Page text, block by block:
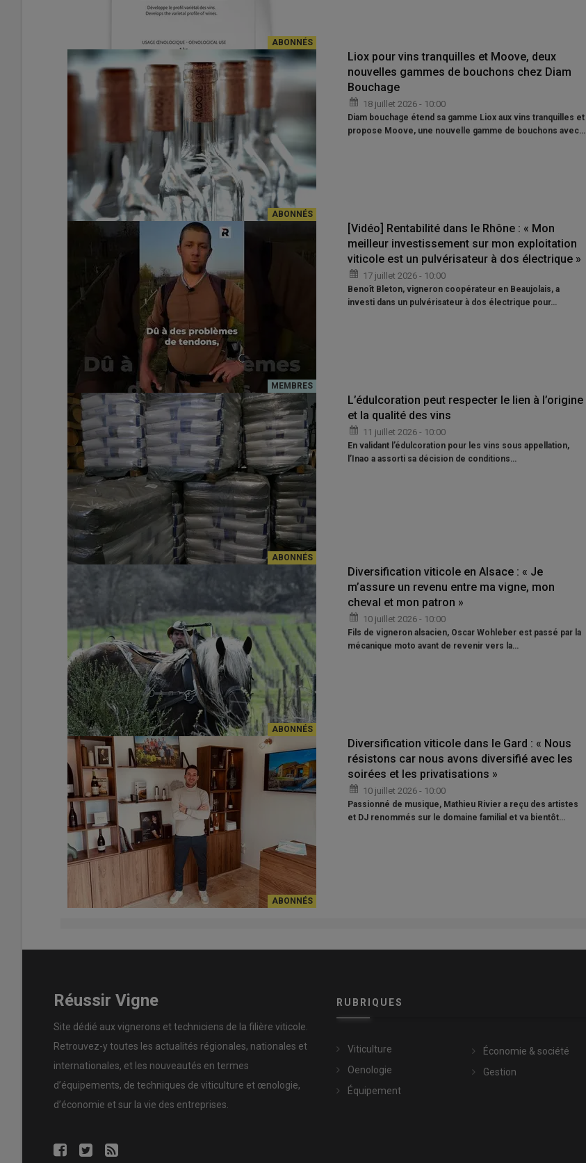
Liox pour vins tranquilles et Moove, deux
nouvelles gammes de bouchons chez Diam
Bouchage
18 juillet 2026 - 10:00
Diam bouchage étend sa gamme Liox aux vins tranquilles et
propose Moove, une nouvelle gamme de bouchons avec…
[Vidéo] Rentabilité dans le Rhône : « Mon
meilleur investissement sur mon exploitation
viticole est un pulvérisateur à dos électrique »
17 juillet 2026 - 10:00
Benoît Bleton, vigneron coopérateur en Beaujolais, a
investi dans un pulvérisateur à dos électrique pour…
L’édulcoration peut respecter le lien à l’origine
et la qualité des vins
11 juillet 2026 - 10:00
En validant l’édulcoration pour les vins sous appellation,
l’Inao a assorti sa décision de conditions…
Diversification viticole en Alsace : « Je
m’assure un revenu entre ma vigne, mon
cheval et mon patron »
10 juillet 2026 - 10:00
Fils de vigneron alsacien, Oscar Wohleber est passé par la
mécanique moto avant de revenir vers la…
Diversification viticole dans le Gard : « Nous
résistons car nous avons diversifié avec les
soirées et les privatisations »
10 juillet 2026 - 10:00
Passionné de musique, Mathieu Rivier a reçu des artistes
et DJ renommés sur le domaine familial et va bientôt…
Réussir Vigne
Site dédié aux vignerons et techniciens de la filière viticole.
Retrouvez-y toutes les actualités régionales, nationales et
internationales, et les nouveautés en termes
d’équipements, de techniques de viticulture et œnologie,
d’économie et sur la vie des entreprises.
RUBRIQUES
Viticulture
Oenologie
Équipement
Économie & société
Gestion